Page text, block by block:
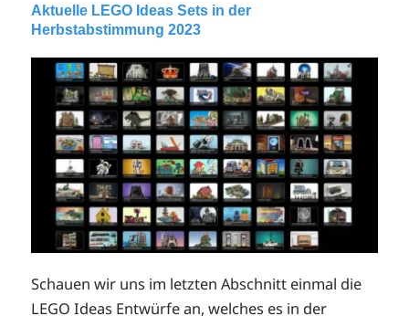
Aktuelle LEGO Ideas Sets in der
Herbstabstimmung 2023
Schauen wir uns im letzten Abschnitt einmal die
LEGO Ideas Entwürfe an, welches es in der